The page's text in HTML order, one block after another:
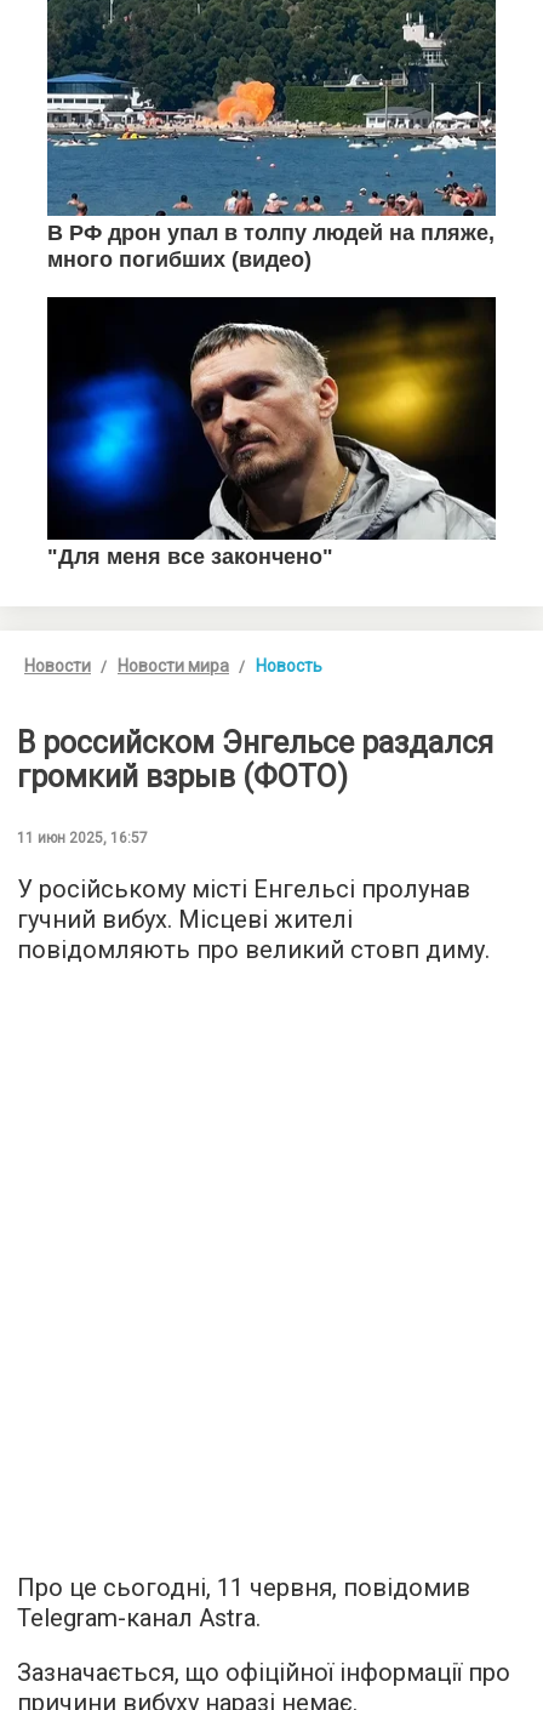
Новости Новости мира Новость
В российском Энгельсе раздался
громкий взрыв (ФОТО)
11 июн 2025, 16:57
У російському місті Енгельсі пролунав
гучний вибух. Місцеві жителі
повідомляють про великий стовп диму.
Про це сьогодні, 11 червня, повідомив
Telegram-канал Astra.
Зазначається, що офіційної інформації про
причини вибуху наразі немає.